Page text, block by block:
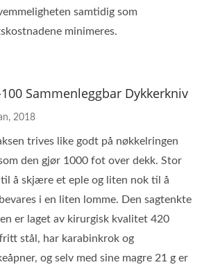
samtidig som
minimeres.
Sammenleggbar Dykkerkniv
2018
trives like godt på nøkkelringen
den gjør 1000 fot over dekk. Stor
å skjære et eple og liten nok til å
i en liten lomme. Den sagtenkte
er laget av kirurgisk kvalitet 420
stål, har karabinkrok og
og selv med sine magre 21 g er